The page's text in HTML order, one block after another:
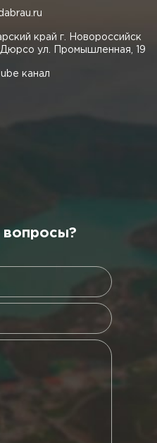
край г. Новороссийск
ул. Промышленная, 19
канал
вопросы?